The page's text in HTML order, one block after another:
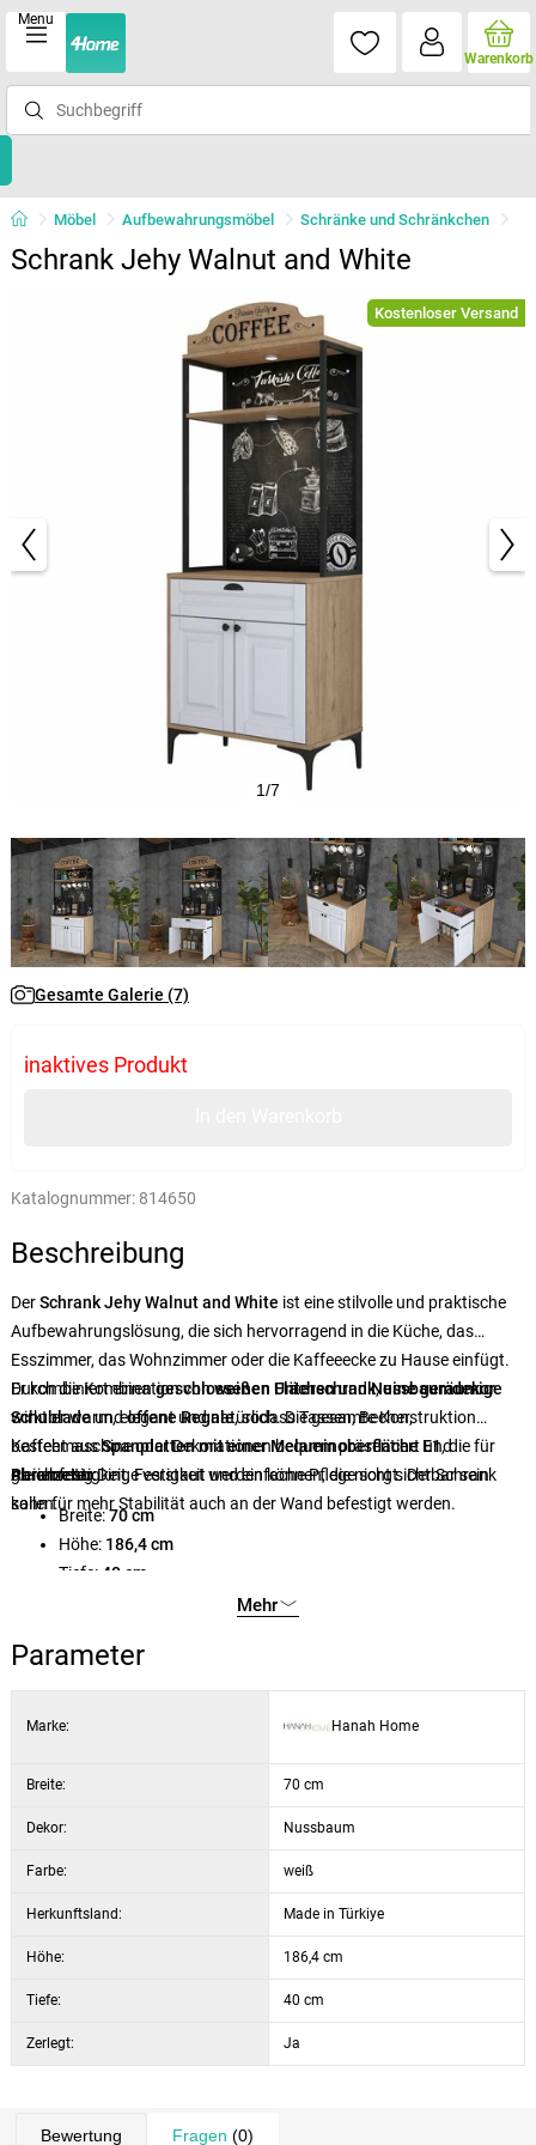
Menu
Warenkorb
Möbel Aufbewahrungsmöbel Schränke und Schränkchen
Schrank Jehy Walnut and White
Kostenloser Versand
1/7
Gesamte Galerie (7)
inaktives Produkt
Katalognummer: 814650
Beschreibung
DerSchrank Jehy Walnut and White ist eine stilvolle und praktische
Aufbewahrungslösung, die sich hervorragend in die Küche, das
Esszimmer, das Wohnzimmer oder die Kaffeeecke zu Hause einfügt.
Er kombiniert einengeschlossenen Unterschrank,eine geräumige
Schubladeundoffene Regale, sodass Tassen, Becher,
Kaffeemaschine oder Dekorationen bequem präsentiert und
gleichzeitig Dinge verstaut werden können, die nicht sichtbar sein
sollen.
Durch die Kombination vonweißen FlächenundNussbaumdekor
wirkt er warm, elegant und natürlich. Die gesamte Konstruktion
besteht ausSpanplatten mit einer Melaminoberfläche E1, die für
Abriebfestigkeit, Festigkeit und einfache Pflege sorgt. Der Schrank
kann für mehr Stabilität auch an der Wand befestigt werden.
Parameter:
Breite:70 cm
Höhe: 186,4 cm
Tiefe: 40 cm
Spanplatte mit Melaminoberfläche E1
offene Regale, Schublade und Unterschrank
Mehr
Parameter
Marke: Hanah Home
Breite: 70 cm
Dekor: Nussbaum
Farbe: weiß
Herkunftsland: Made in Türkiye
Höhe: 186,4 cm
Tiefe: 40 cm
Zerlegt: Ja
Bewertung Fragen (0)